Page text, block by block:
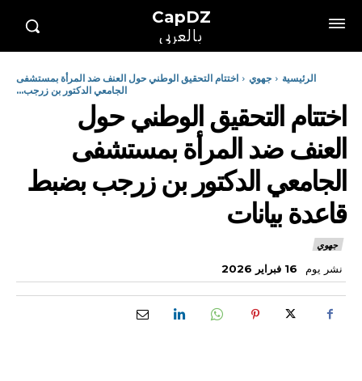
CapDZ
بالعربي
الرئيسية جهوي
اختتام التحقيق الوطني حول العنف ضد المرأة بمستشفى
الجامعي الدكتور بن زرجب...
اختتام التحقيق الوطني حول
العنف ضد المرأة بمستشفى
الجامعي الدكتور بن زرجب بضبط
قاعدة بيانات
جهوي
نشر يوم 16 فبراير 2026